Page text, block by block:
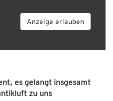
Anzeige erlauben
es gelangt insgesamt
zu uns